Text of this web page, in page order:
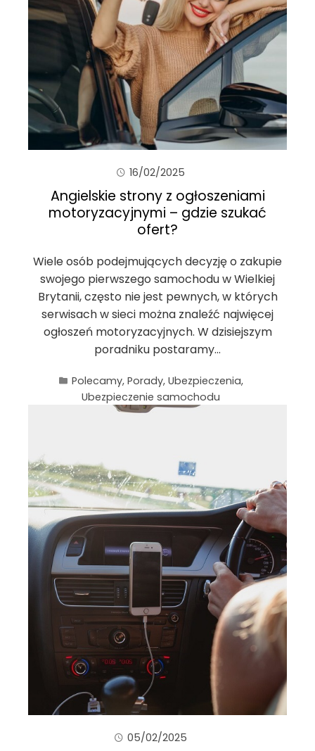
16/02/2025
Angielskie strony z ogłoszeniami
motoryzacyjnymi – gdzie szukać
ofert?
Wiele osób podejmujących decyzję o zakupie
swojego pierwszego samochodu w Wielkiej
Brytanii, często nie jest pewnych, w których
serwisach w sieci można znaleźć najwięcej
ogłoszeń motoryzacyjnych. W dzisiejszym
poradniku postaramy…
Polecamy, Porady, Ubezpieczenia,
Ubezpieczenie samochodu
05/02/2025